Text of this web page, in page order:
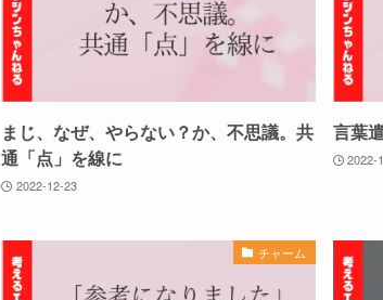
まじ、なぜ、やらない？か、不思議。共
通「点」を線に
2022-12-23
言葉
2022-
チャーム